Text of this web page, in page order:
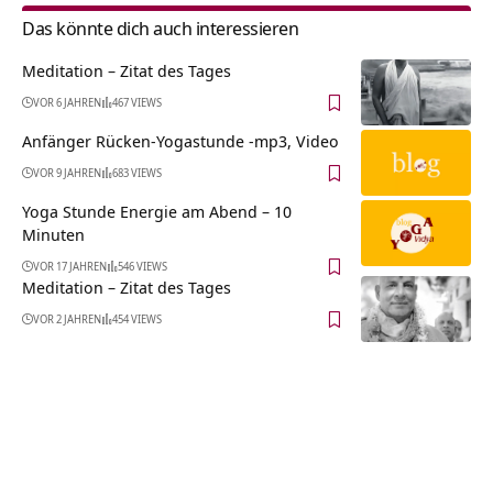
Das könnte dich auch interessieren
Meditation – Zitat des Tages
VOR 6 JAHREN 467 VIEWS
Anfänger Rücken-Yogastunde -mp3, Video
VOR 9 JAHREN 683 VIEWS
Yoga Stunde Energie am Abend – 10
Minuten
VOR 17 JAHREN 546 VIEWS
Meditation – Zitat des Tages
VOR 2 JAHREN 454 VIEWS